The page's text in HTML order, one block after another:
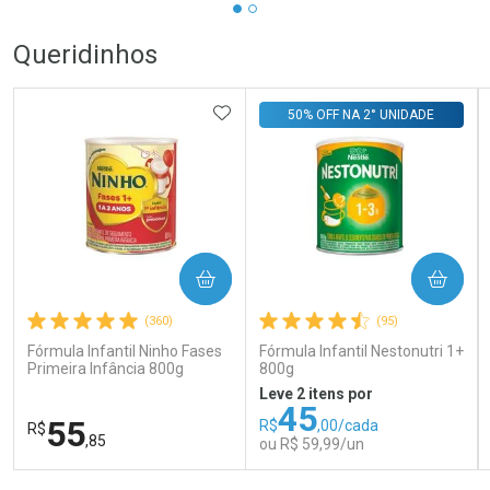
Queridinhos
(360)
Fórmula Infantil Ninho Fases
Primeira Infância 800g
R$55,85
ADICIONAR AOS FAVORITOS
COMPRAR
(95)
Fórmula Infantil Nestonutri 1+
800g
50% OFF NA 2° UNIDADE
Leve 2 itens por
R$45,00/cada
ou R$ 59,99/un
COMPRAR